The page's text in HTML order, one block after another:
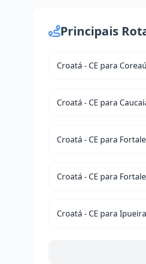
Principais
Croatá - CE para
Croatá - CE para
Croatá - CE para
Croatá - CE para
Croatá - CE para